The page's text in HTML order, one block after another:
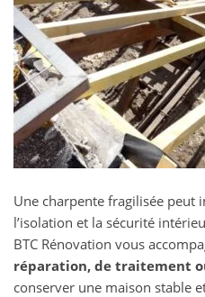
Une charpente fragilisée peut
l’isolation et la sécurité
BTC Rénovation vous
réparation, de traitement
conserver une maison stable